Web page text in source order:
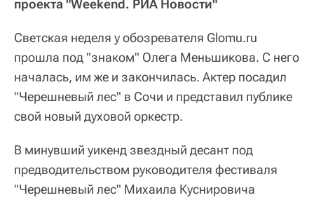
проекта "Weekend. РИА Новости"
Светская неделя у обозревателя Glomu.ru
прошла под "знаком" Олега Меньшикова. С него
началась, им же и закончилась. Актер посадил
"Черешневый лес" в Сочи и представил публике
свой новый духовой оркестр.
В минувший уикенд звездный десант под
предводительством руководителя фестиваля
"Черешневый лес" Михаила Куснировича